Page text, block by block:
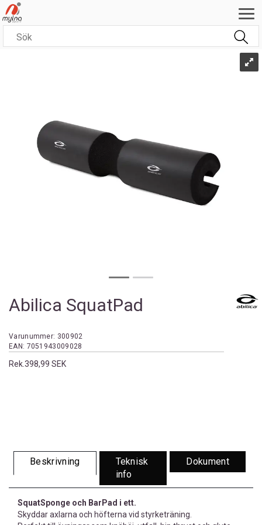
Abilica SquatPad
Varunummer: 300902
EAN: 7051943009028
Rek.398,99 SEK
Beskrivning
Teknisk
info
Dokument
SquatSponge och BarPad i ett.
Skyddar axlarna och höfterna vid styrketräning.